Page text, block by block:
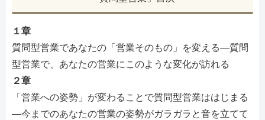
１章
質問型営業であなたの「営業そのもの」を変える―質問
型営業で、あなたの営業にこのような変化が訪れる
２章
「営業への姿勢」が変わることで質問型営業ははじまる
―今までのあなたの営業の姿勢がガラガラと音を立てて